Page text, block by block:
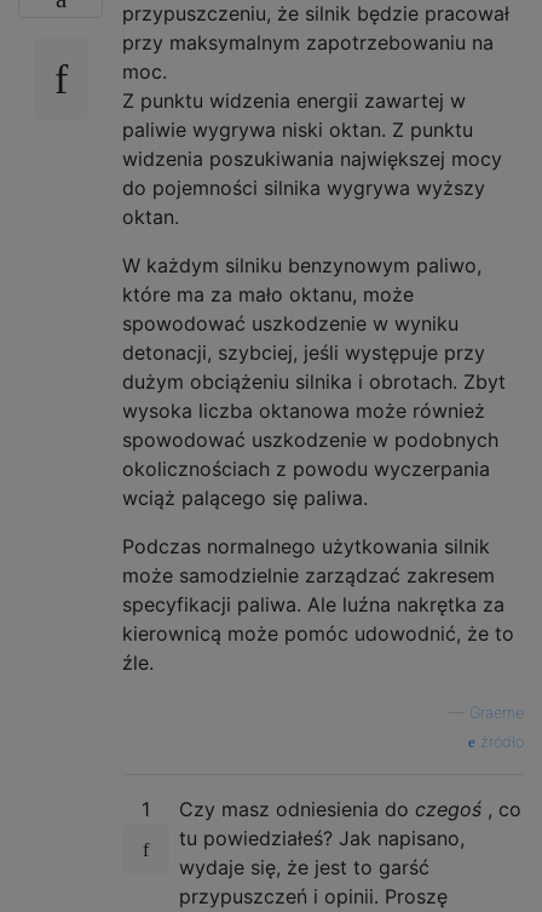
przypuszczeniu, że silnik będzie pracował
przy maksymalnym zapotrzebowaniu na
moc.
Z punktu widzenia energii zawartej w
paliwie wygrywa niski oktan. Z punktu
widzenia poszukiwania największej mocy
do pojemności silnika wygrywa wyższy
oktan.
W każdym silniku benzynowym paliwo,
które ma za mało oktanu, może
spowodować uszkodzenie w wyniku
detonacji, szybciej, jeśli występuje przy
dużym obciążeniu silnika i obrotach. Zbyt
wysoka liczba oktanowa może również
spowodować uszkodzenie w podobnych
okolicznościach z powodu wyczerpania
wciąż palącego się paliwa.
Podczas normalnego użytkowania silnik
może samodzielnie zarządzać zakresem
specyfikacji paliwa. Ale luźna nakrętka za
kierownicą może pomóc udowodnić, że to
źle.
Graeme
źródło
1 Czy masz odniesienia do czegoś , co
tu powiedziałeś? Jak napisano,
wydaje się, że jest to garść
przypuszczeń i opinii. Proszę